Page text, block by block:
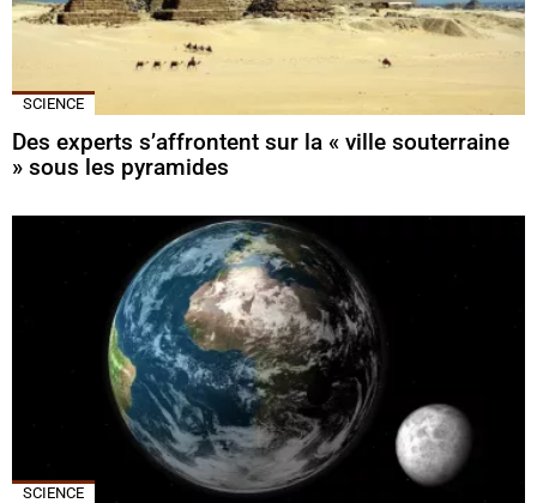
SCIENCE
Des experts s’affrontent sur la « ville souterraine
» sous les pyramides
SCIENCE